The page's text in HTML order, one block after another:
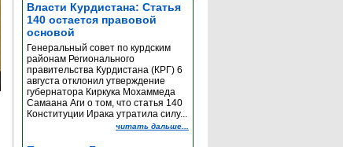
Власти Курдистана: Статья
140 остается правовой
основой
Генеральный совет по курдским
районам Регионального
правительства Курдистана (КРГ) 6
августа отклонил утверждение
губернатора Киркука Мохаммеда
Самаана Аги о том, что статья 140
Конституции Ирака утратила силу...
читать дальше...